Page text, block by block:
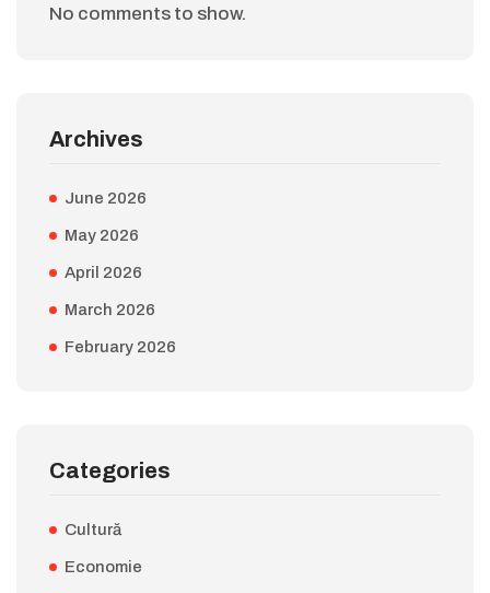
No comments to show.
Archives
June 2026
May 2026
April 2026
March 2026
February 2026
Categories
Cultură
Economie